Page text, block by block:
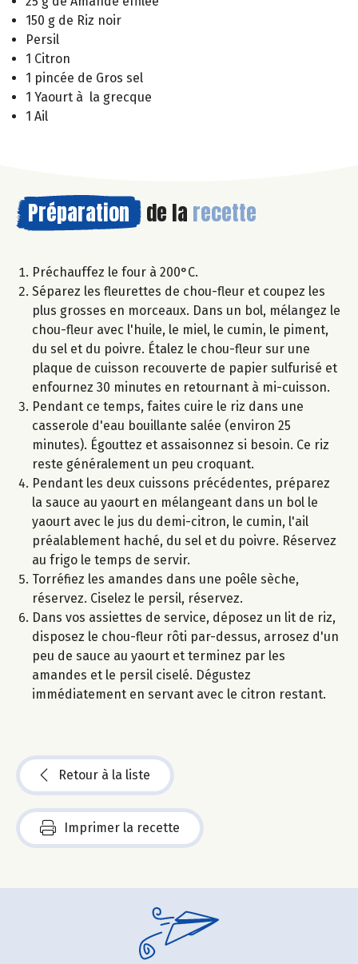
150 g de Riz noir
Persil
1 Citron
1 pincée de Gros sel
1 Yaourt à la grecque
1 Ail
Préparation de la recette
Préchauffez le four à 200°C.
Séparez les fleurettes de chou-fleur et coupez les
plus grosses en morceaux. Dans un bol, mélangez le
chou-fleur avec l'huile, le miel, le cumin, le piment,
du sel et du poivre. Étalez le chou-fleur sur une
plaque de cuisson recouverte de papier sulfurisé et
enfournez 30 minutes en retournant à mi-cuisson.
Pendant ce temps, faites cuire le riz dans une
casserole d'eau bouillante salée (environ 25
minutes). Égouttez et assaisonnez si besoin. Ce riz
reste généralement un peu croquant.
Pendant les deux cuissons précédentes, préparez
la sauce au yaourt en mélangeant dans un bol le
yaourt avec le jus du demi-citron, le cumin, l'ail
préalablement haché, du sel et du poivre. Réservez
au frigo le temps de servir.
Torréfiez les amandes dans une poêle sèche,
réservez. Ciselez le persil, réservez.
Dans vos assiettes de service, déposez un lit de riz,
disposez le chou-fleur rôti par-dessus, arrosez d'un
peu de sauce au yaourt et terminez par les
amandes et le persil ciselé. Dégustez
immédiatement en servant avec le citron restant.
Retour à la liste
Imprimer la recette